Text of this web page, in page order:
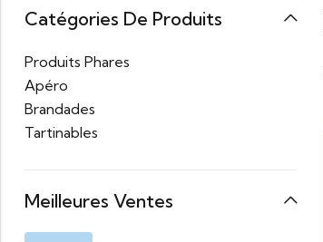
Catégories De Produits
Produits Phares
Apéro
Brandades
Tartinables
Meilleures Ventes